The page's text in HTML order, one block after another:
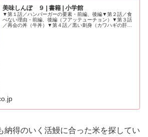
美味しんぼ ９ | 書籍 | 小学館
▼第１話／ハンバーガーの要素・前編、後編▼第２話／食
べない理由・前編、後編（フアッテューチョン）▼第３話
／再会の丼（牛丼）▼第４話／黒い刺身（カワハギの肝）
納得のいく活鰻に合った米を探してい